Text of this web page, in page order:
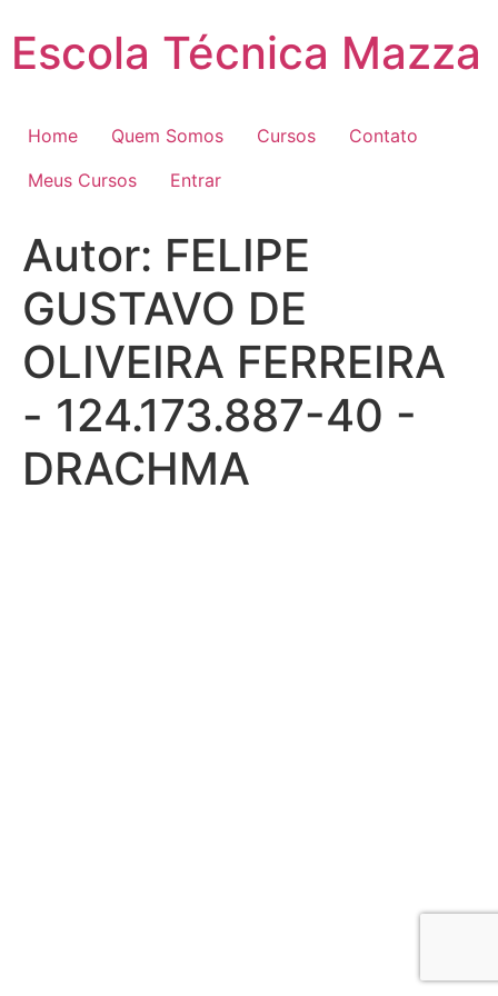
para
Escola Técnica Mazza
Home Quem Somos Cursos
Contato
Meus Cursos
Entrar
Autor: FELIPE
GUSTAVO DE
OLIVEIRA FERREIRA
- 124.173.887-40 -
DRACHMA